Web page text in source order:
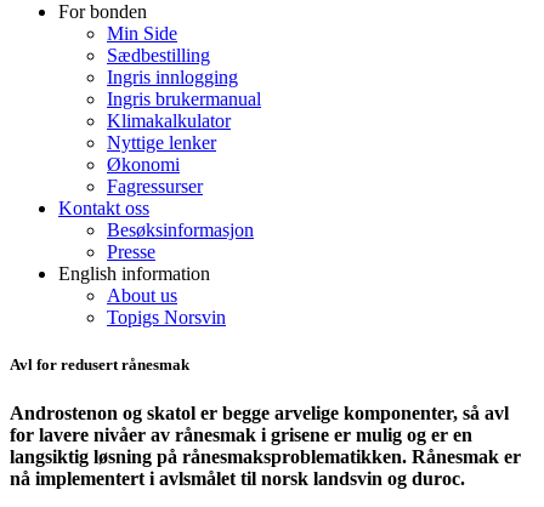
For bonden
Min Side
Sædbestilling
Ingris innlogging
Ingris brukermanual
Klimakalkulator
Nyttige lenker
Økonomi
Fagressurser
Kontakt oss
Besøksinformasjon
Presse
English information
About us
Topigs Norsvin
Avl for redusert rånesmak
Androstenon og skatol er begge arvelige komponenter, så avl
for lavere nivåer av rånesmak i grisene er mulig og er en
langsiktig løsning på rånesmaksproblematikken. Rånesmak er
nå implementert i avlsmålet til norsk landsvin og duroc.